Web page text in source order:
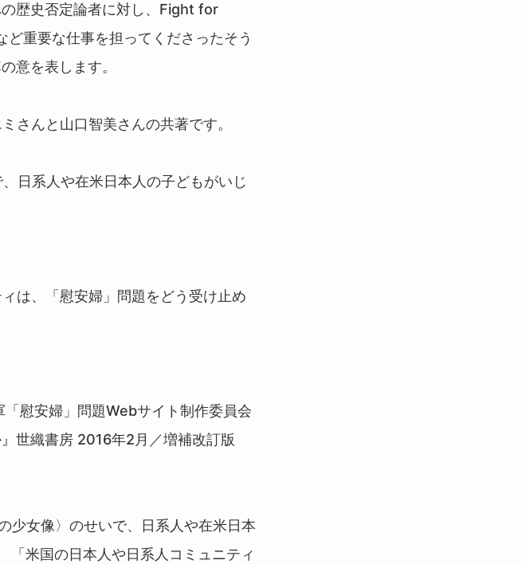
歴史否定論者に対し、Fight for
重要な仕事を担ってくださったそう
意を表します。
んと山口智美さんの共著です。
日系人や在米日本人の子どもがいじ
は、「慰安婦」問題をどう受け止め
慰安婦」問題Webサイト制作委員会
世織書房 2016年2月／増補改訂版
女像〉のせいで、日系人や在米日本
米国の日本人や日系人コミュニティ